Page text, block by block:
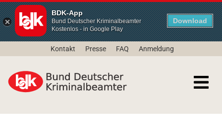
BDK-App
Bund Deutscher Kriminalbeamter
Kostenlos - in Google Play
Download
Kontakt Presse FAQ Anmeldung